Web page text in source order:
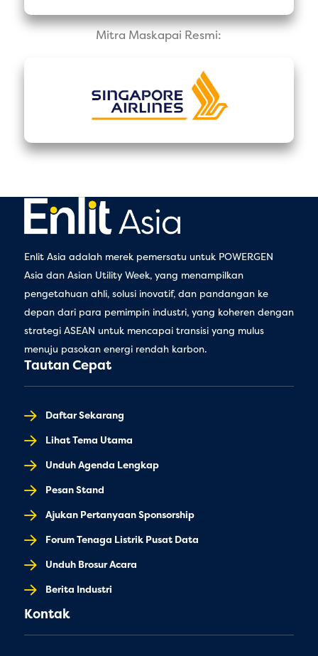
Mitra Maskapai Resmi:
Enlit Asia adalah merek pemersatu untuk POWERGEN
Asia dan Asian Utility Week, yang menampilkan
pengetahuan ahli, solusi inovatif, dan pandangan ke
depan dari para pemimpin industri, yang koheren dengan
strategi ASEAN untuk mencapai transisi yang mulus
menuju pasokan energi rendah karbon.
Tautan Cepat
Daftar Sekarang
Lihat Tema Utama
Unduh Agenda Lengkap
Pesan Stand
Ajukan Pertanyaan Sponsorship
Forum Tenaga Listrik Pusat Data
Unduh Brosur Acara
Berita Industri
Kontak